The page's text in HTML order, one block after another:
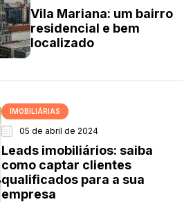
Vila Mariana: um bairro
residencial e bem
localizado
IMOBILIÁRIAS
05 de abril de 2024
Leads imobiliários: saiba
como captar clientes
qualificados para a sua
empresa